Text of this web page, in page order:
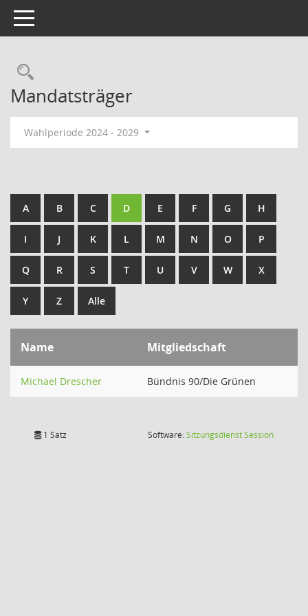
Toggle navigation
Rechercheauswahl
Mandatsträger
Wahlperiode 2024 - 2029
A B C D E F G H
I J K L M N O P
Q R S T U V W X
Y Z Alle
Name Mitgliedschaft
Michael Drescher Bündnis 90/Die Grünen
1 Satz Software:SitzungsdienstSession(Wird in